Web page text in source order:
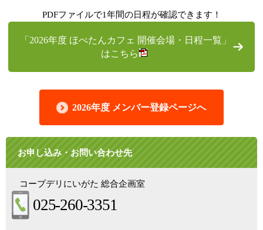
PDFファイルで1年間の日程が確認できます！
「2026年度 ほぺたんカフェ 開催会場・日程一覧」
はこちら
2026年度 メンバー登録ページへ
お申し込み・お問い合わせ先
コープデリにいがた 総合企画室
025-260-3351